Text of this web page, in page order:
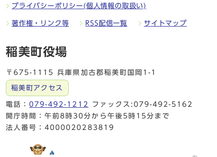
プライバシーポリシー(個人情報の取扱い)
著作権・リンク等 RSS配信一覧 サイトマップ
稲美町役場
〒675-1115 兵庫県加古郡稲美町国岡1-1
稲美町アクセス
電話：079-492-1212
ファックス:079-492-5162
開庁時間：午前8時30分から午後5時15分まで
法人番号：4000020283819